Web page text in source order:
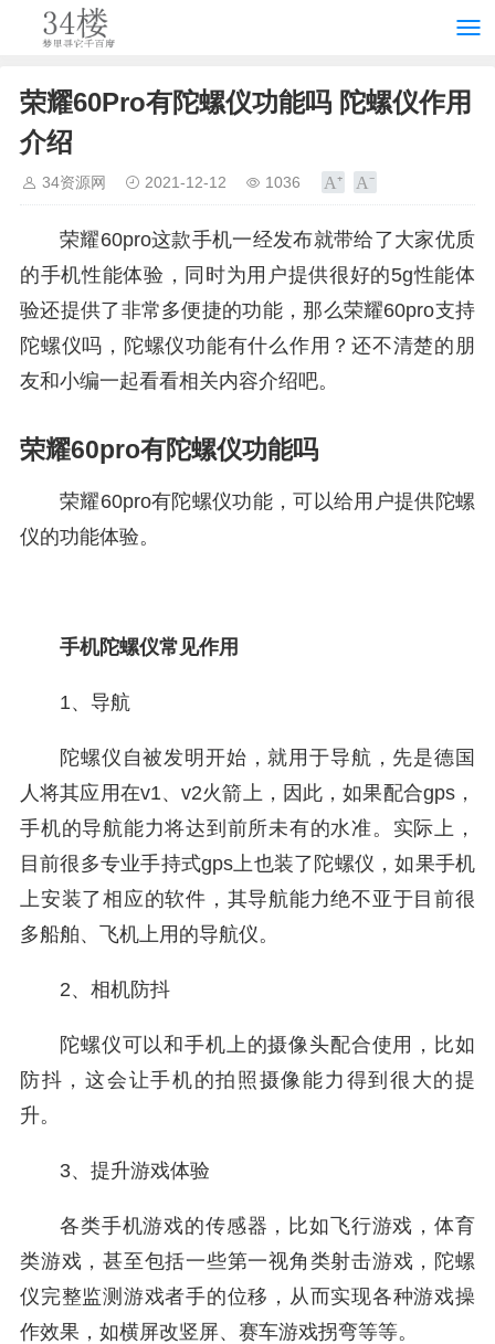
荣耀60Pro有陀螺仪功能吗 陀螺仪作用
介绍
34资源网 2021-12-12 1036
荣耀60pro这款手机一经发布就带给了大家优质
的手机性能体验，同时为用户提供很好的5g性能体
验还提供了非常多便捷的功能，那么荣耀60pro支持
陀螺仪吗，陀螺仪功能有什么作用？还不清楚的朋
友和小编一起看看相关内容介绍吧。
荣耀60pro有陀螺仪功能吗
荣耀60pro有陀螺仪功能，可以给用户提供陀螺
仪的功能体验。
手机陀螺仪常见作用
1、导航
陀螺仪自被发明开始，就用于导航，先是德国
人将其应用在v1、v2火箭上，因此，如果配合gps，
手机的导航能力将达到前所未有的水准。实际上，
目前很多专业手持式gps上也装了陀螺仪，如果手机
上安装了相应的软件，其导航能力绝不亚于目前很
多船舶、飞机上用的导航仪。
2、相机防抖
陀螺仪可以和手机上的摄像头配合使用，比如
防抖，这会让手机的拍照摄像能力得到很大的提
升。
3、提升游戏体验
各类手机游戏的传感器，比如飞行游戏，体育
类游戏，甚至包括一些第一视角类射击游戏，陀螺
仪完整监测游戏者手的位移，从而实现各种游戏操
作效果，如横屏改竖屏、赛车游戏拐弯等等。